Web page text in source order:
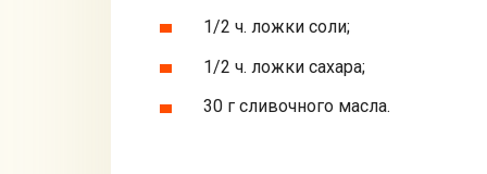
1/2 ч. ложки соли;
1/2 ч. ложки сахара;
30 г сливочного масла.